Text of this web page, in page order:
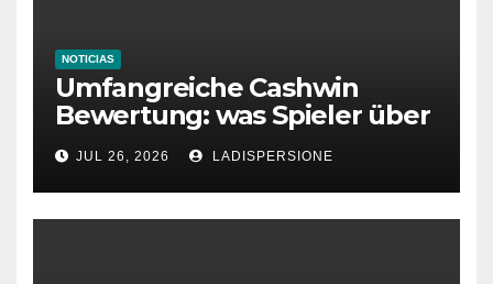
NOTICIAS
Umfangreiche Cashwin
Bewertung: was Spieler über
dieses Casino denken
JUL 26, 2026 LADISPERSIONE